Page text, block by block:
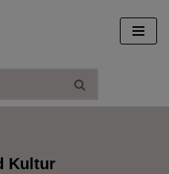
Kultur